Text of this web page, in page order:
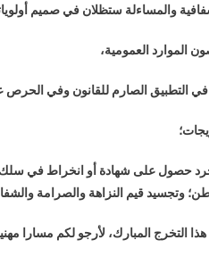
والمساءلة ستظلان في صميم
الموارد العمومية،
التطبيق الصارم للقانون وفي
حصول على شهادة أو انخراط في سلك
وتجسيد قيم النزاهة والصرامة
هذا التخرج المبارك، لأرجو لكم مسارا